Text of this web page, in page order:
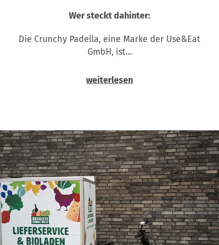
Wer steckt dahinter:
Die Crunchy Padella, eine Marke der Use&Eat
GmbH, ist…
weiterlesen